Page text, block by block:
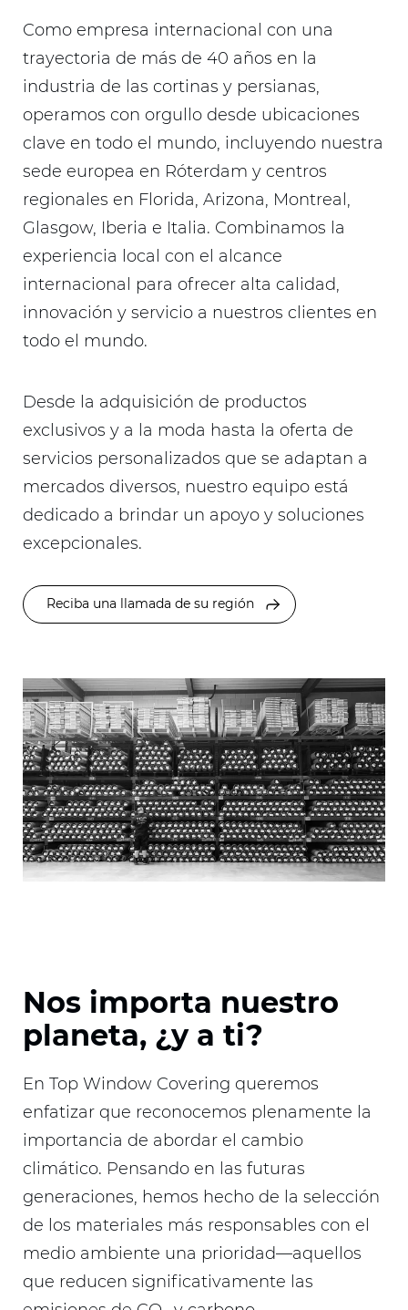
Como empresa internacional con una
trayectoria de más de 40 años en la
industria de las cortinas y persianas,
operamos con orgullo desde ubicaciones
clave en todo el mundo, incluyendo nuestra
sede europea en Róterdam y centros
regionales en Florida, Arizona, Montreal,
Glasgow, Iberia e Italia. Combinamos la
experiencia local con el alcance
internacional para ofrecer alta calidad,
innovación y servicio a nuestros clientes en
todo el mundo.
Desde la adquisición de productos
exclusivos y a la moda hasta la oferta de
servicios personalizados que se adaptan a
mercados diversos, nuestro equipo está
dedicado a brindar un apoyo y soluciones
excepcionales.
Reciba una llamada de su región
Nos importa nuestro
planeta, ¿y a ti?
En Top Window Covering queremos
enfatizar que reconocemos plenamente la
importancia de abordar el cambio
climático. Pensando en las futuras
generaciones, hemos hecho de la selección
de los materiales más responsables con el
medio ambiente una prioridad—aquellos
que reducen significativamente las